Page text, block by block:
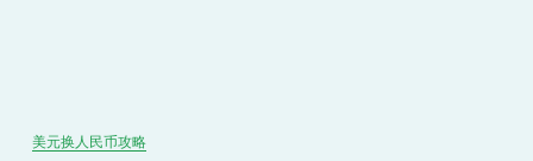
美元换人民币攻略